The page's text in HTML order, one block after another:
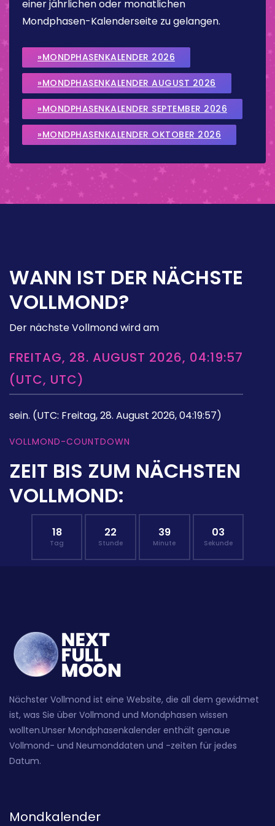
einer jährlichen oder monatlichen
Mondphasen-Kalenderseite zu gelangen.
»MONDPHASENKALENDER 2026
»MONDPHASENKALENDER AUGUST 2026
»MONDPHASENKALENDER SEPTEMBER 2026
»MONDPHASENKALENDER OKTOBER 2026
WANN IST DER NÄCHSTE
VOLLMOND?
Der nächste Vollmond wird am
FREITAG, 28. AUGUST 2026, 04:19:57
(UTC, UTC)
sein. (UTC: Freitag, 28. August 2026, 04:19:57)
VOLLMOND-COUNTDOWN
ZEIT BIS ZUM NÄCHSTEN
VOLLMOND:
18
Tag
22
Stunde
39
Minute
02
Sekunde
Nächster Vollmond ist eine Website, die all dem gewidmet
ist, was Sie über Vollmond und Mondphasen wissen
wollten.Unser Mondphasenkalender enthält genaue
Vollmond- und Neumonddaten und -zeiten für jedes
Datum.
Mondkalender